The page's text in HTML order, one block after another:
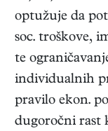
optužuje da
soc. troškove,
te
individualnih
pravilo ekon.
dugoročni rast